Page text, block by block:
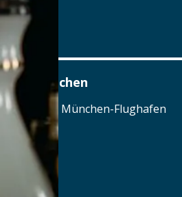
München
18, 85356 München-Flughafen